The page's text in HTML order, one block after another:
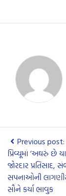
Previous post:
પ્રિવ્યૂમાં ‘અઘરું છે
જોરદાર પ્રતિસાદ,
સપનાઓની
સૌને કર્યા ભાવુક